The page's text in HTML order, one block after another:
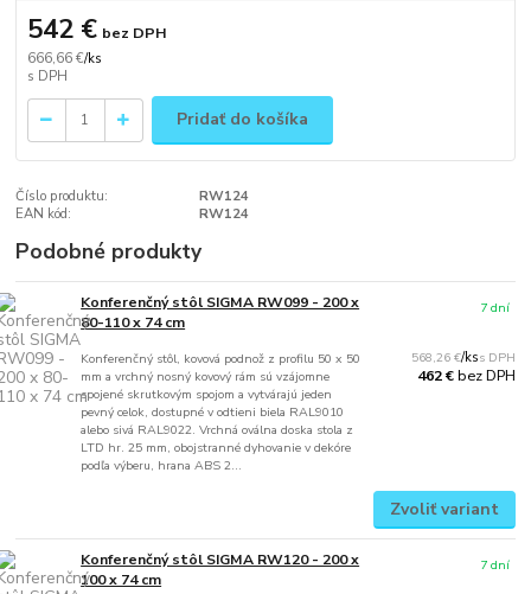
666,66 €/ks
542 € bez DPH
Pridať do košíka
Číslo produktu:
RW124
EAN kód:
RW124
Podobné produkty
Konferenčný stôl SIGMA RW099 - 200 x
80-110 x 74 cm
Konferenčný stôl, kovová podnož z profilu 50 x 50
mm a vrchný nosný kovový rám sú vzájomne
spojené skrutkovým spojom a vytvárajú jeden
pevný celok, dostupné v odtieni biela RAL9010
alebo sivá RAL9022. Vrchná oválna doska stola z
LTD hr. 25 mm, obojstranné dyhovanie v dekóre
podľa výberu, hrana ABS 2...
568,26 €/ks
462 €bez DPH
7 dní
Zvoliť variant
Konferenčný stôl SIGMA RW120 - 200 x
100 x 74 cm
7 dní